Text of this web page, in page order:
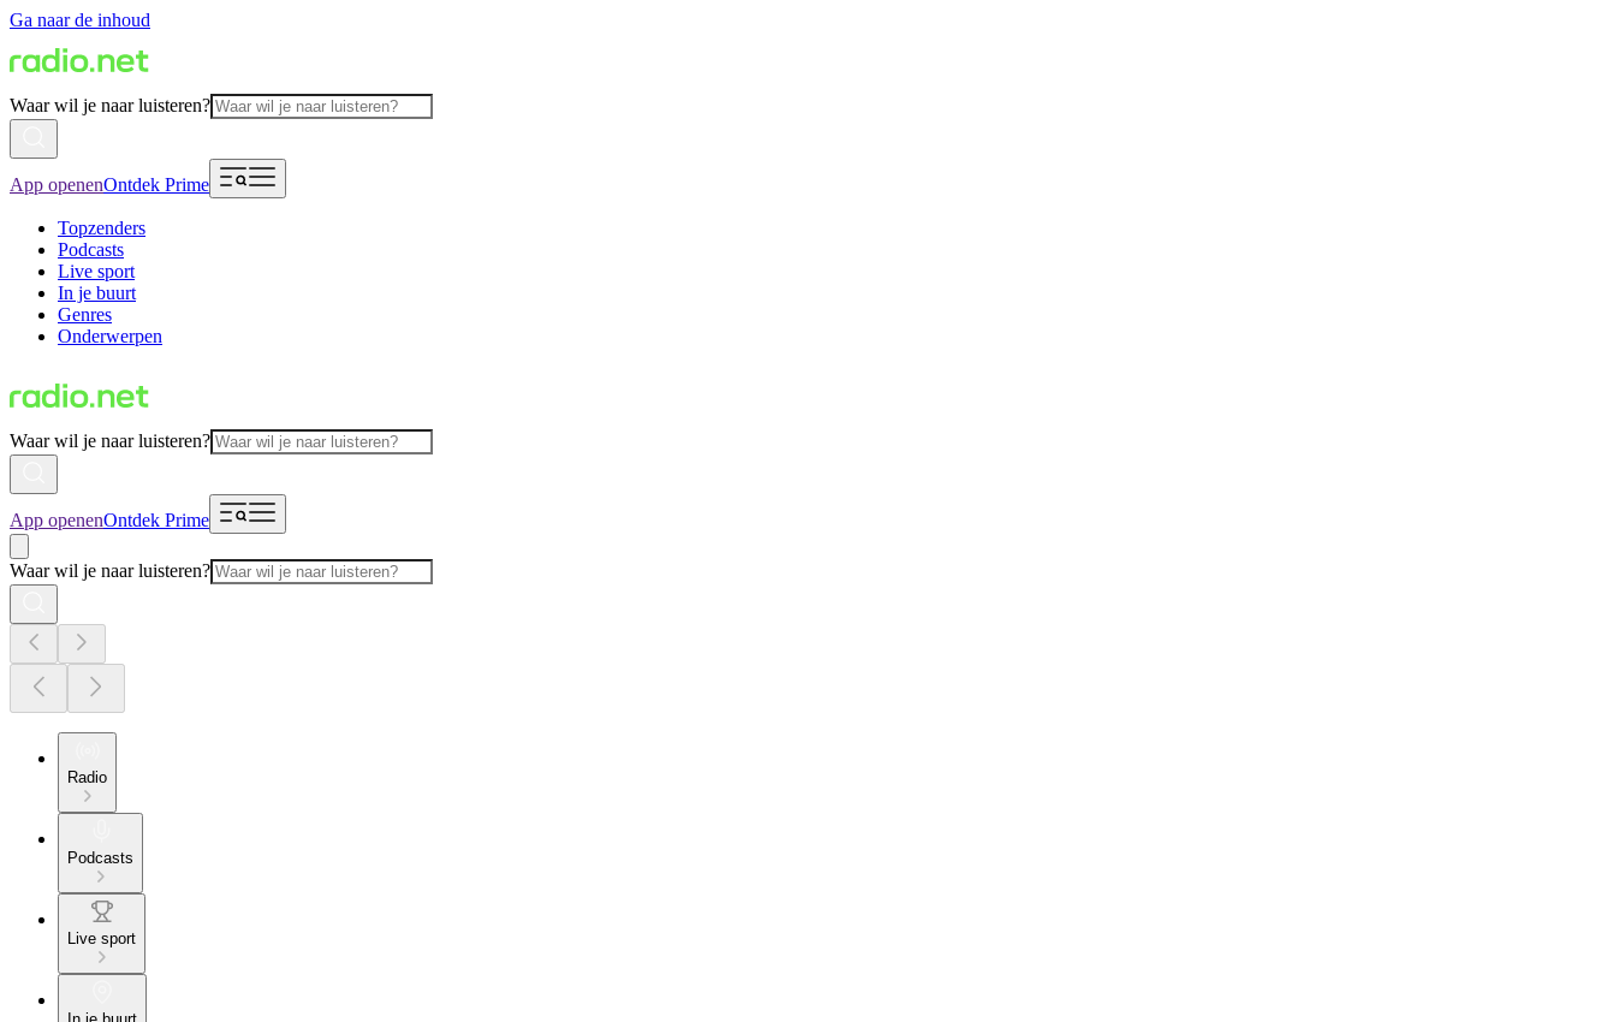
Ga naar de inhoud
Waar wil je naar luisteren?
App openenOntdek Prime
Topzenders
Podcasts
Live sport
In je buurt
Genres
Onderwerpen
Waar wil je naar luisteren?
App openenOntdek Prime
Waar wil je naar luisteren?
Radio
Podcasts
Live sport